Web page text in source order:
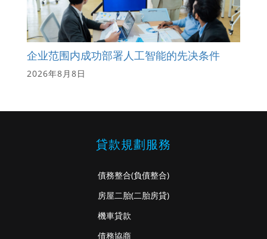
企业范围内成功部署人工智能的先决条件
2026年8月8日
貸款規劃服務
債務整合(負債整合)
房屋二胎(二胎房貸)
機車貸款
債務協商